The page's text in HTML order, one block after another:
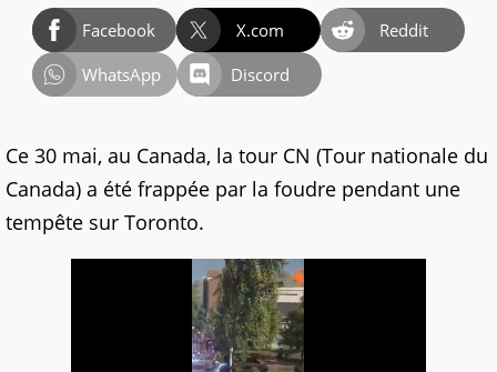
Facebook X.com
Reddit
WhatsApp
Discord
Ce 30 mai, au Canada, la tour CN (Tour nationale du
Canada) a été frappée par la foudre pendant une
tempête sur Toronto.